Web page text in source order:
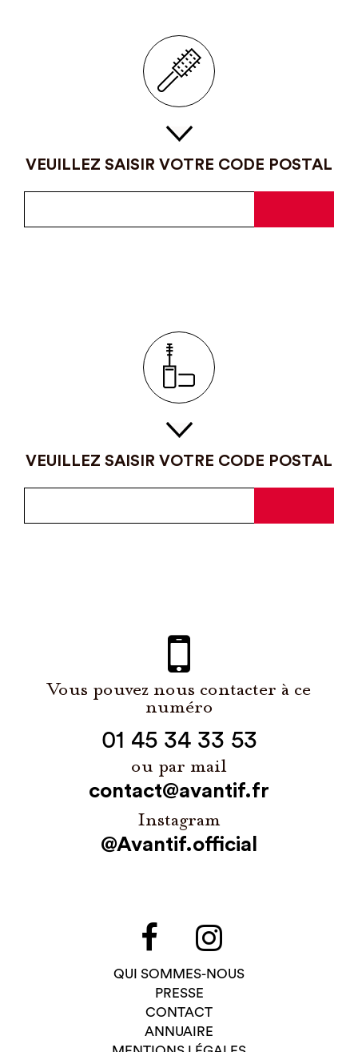
VEUILLEZ SAISIR VOTRE CODE POSTAL
VEUILLEZ SAISIR VOTRE CODE POSTAL
Vous pouvez nous contacter à ce
numéro
01 45 34 33 53
ou par mail
contact@avantif.fr
Instagram
@Avantif.official
QUI SOMMES-NOUS
PRESSE
CONTACT
ANNUAIRE